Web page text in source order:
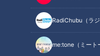
RadiChubu（ラジ
me:tone（ミート
CBCテレビ『チャント！』マヂ学